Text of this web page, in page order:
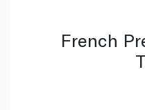
French